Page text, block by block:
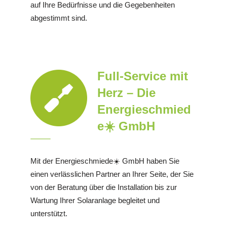
auf Ihre Bedürfnisse und die Gegebenheiten
abgestimmt sind.
Full-Service mit
Herz – Die
Energieschmied
e☀️ GmbH
Mit der Energieschmiede☀️ GmbH haben Sie
einen verlässlichen Partner an Ihrer Seite, der Sie
von der Beratung über die Installation bis zur
Wartung Ihrer Solaranlage begleitet und
unterstützt.